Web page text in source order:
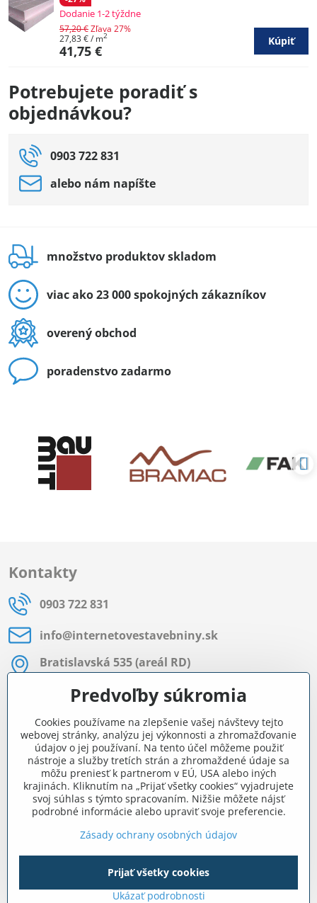
Dodanie 1-2 týždne
41,75 €
57,20 €Zľava 27%
27,83 €/ m2 Kúpiť
Potrebujete poradiť s
objednávkou?
0903 722 831
alebo nám napíšte
množstvo produktov skladom
viac ako 23 000 spokojných zákazníkov
overený obchod
poradenstvo zadarmo
Kontakty
0903 722 831
info​@internetovestavebniny​.sk
Bratislavská 535 (areál RD)
Most pri Bratislave
Pon - Pia 8:00 - 11:30 a 12:15 - 15:30
Facebook
Navigácia
Všetko o nákupe
©2026Copyright
Predvoľby súkromiaZásady ochrany osobných údajov
Predvoľby súkromia
Cookies používame na zlepšenie vašej návštevy tejto
webovej stránky, analýzu jej výkonnosti a zhromažďovanie
údajov o jej používaní. Na tento účel môžeme použiť
nástroje a služby tretích strán a zhromaždené údaje sa
môžu preniesť k partnerom v EÚ, USA alebo iných
krajinách. Kliknutím na „Prijať všetky cookies“ vyjadrujete
svoj súhlas s týmto spracovaním. Nižšie môžete nájsť
podrobné informácie alebo upraviť svoje preferencie.
Zásady ochrany osobných údajov
Ukázať podrobnosti
Prijať všetky cookies